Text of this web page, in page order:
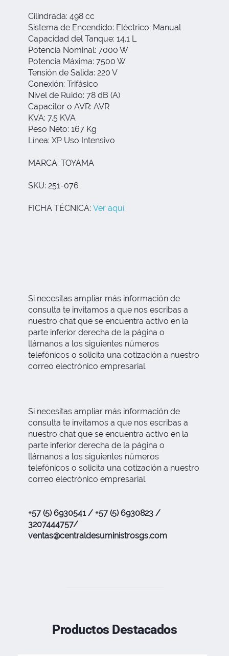
Cilindrada: 498 cc
Sistema de Encendido: Eléctrico; Manual
Capacidad del Tanque: 14.1 L
Potencia Nominal: 7000 W
Potencia Máxima: 7500 W
Tensión de Salida: 220 V
Conexión: Trifásico
Nivel de Ruido: 78 dB (A)
Capacitor o AVR: AVR
KVA: 7.5 KVA
Peso Neto: 167 Kg
Línea: XP Uso Intensivo
MARCA: TOYAMA
SKU: 251-076
FICHA TÉCNICA: Ver aquí
Si necesitas ampliar más información de
consulta te invitamos a que nos escribas a
nuestro chat que se encuentra activo en la
parte inferior derecha de la página o
llámanos a los siguientes números
telefónicos o solicita una cotización a nuestro
correo electrónico empresarial.
Si necesitas ampliar más información de
consulta te invitamos a que nos escribas a
nuestro chat que se encuentra activo en la
parte inferior derecha de la página o
llámanos a los siguientes números
telefónicos o solicita una cotización a nuestro
correo electrónico empresarial.
+57 (5) 6930541 / +57 (5) 6930823 /
3207444757/
ventas@centraldesuministrosgs.com
Productos Destacados